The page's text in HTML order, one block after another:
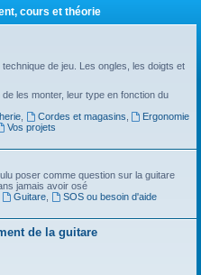
cours et théorie
de jeu. Les ongles, les doigts et
les monter, leur type en fonction du
, Cordes et magasins
Ergonomie
Vos projets
poser comme question sur la guitare
jamais avoir osé
Guitare,
SOS ou besoin d'aide
de la guitare